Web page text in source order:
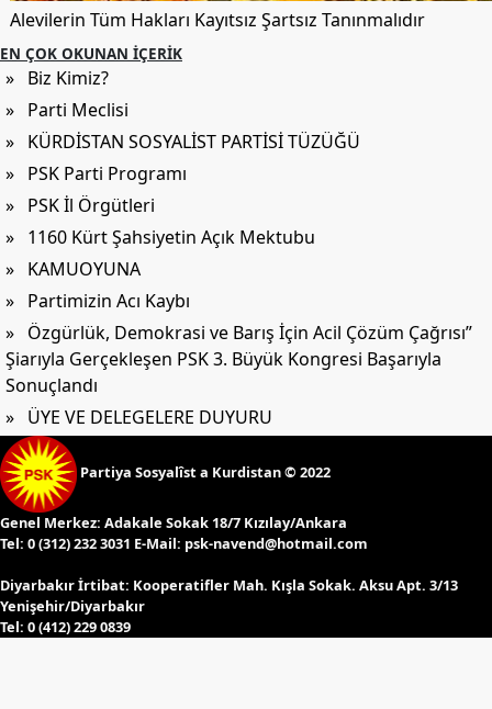
Alevilerin Tüm Hakları Kayıtsız Şartsız Tanınmalıdır
EN ÇOK OKUNAN İÇERIK
» Biz Kimiz?
» Parti Meclisi
» KÜRDİSTAN SOSYALİST PARTİSİ TÜZÜĞÜ
» PSK Parti Programı
» PSK İl Örgütleri
» 1160 Kürt Şahsiyetin Açık Mektubu
» KAMUOYUNA
» Partimizin Acı Kaybı
» Özgürlük, Demokrasi ve Barış İçin Acil Çözüm Çağrısı”
Şiarıyla Gerçekleşen PSK 3. Büyük Kongresi Başarıyla
Sonuçlandı
» ÜYE VE DELEGELERE DUYURU
Partiya Sosyalîst a Kurdistan © 2022
Genel Merkez: Adakale Sokak 18/7 Kızılay/Ankara
Tel: 0 (312) 232 3031 E-Mail: psk-navend@hotmail.com
Diyarbakır İrtibat: Kooperatifler Mah. Kışla Sokak. Aksu Apt. 3/13
Yenişehir/Diyarbakır
Tel: 0 (412) 229 0839